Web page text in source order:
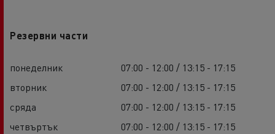
Резервни части
понеделник
07:00 - 12:00 / 13:15 - 17:15
вторник
07:00 - 12:00 / 13:15 - 17:15
сряда
07:00 - 12:00 / 13:15 - 17:15
четвъртък
07:00 - 12:00 / 13:15 - 17:15